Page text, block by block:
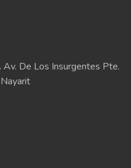
De Los Insurgentes Pte.